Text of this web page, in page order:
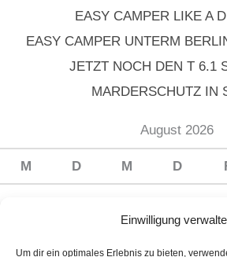
Einwilligung
Um dir ein optimales Erlebnis zu bieten,
EASY CAMPER LIKE A
EASY CAMPER UNTERM
JETZT NOCH DEN T 6.1
MARDERSCHUTZ IN
August 2026
M D M D
6